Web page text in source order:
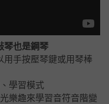
琴也是鋼琴
用手按壓琴鍵或用琴棒
學習模式
樂趣來學習音符音階變